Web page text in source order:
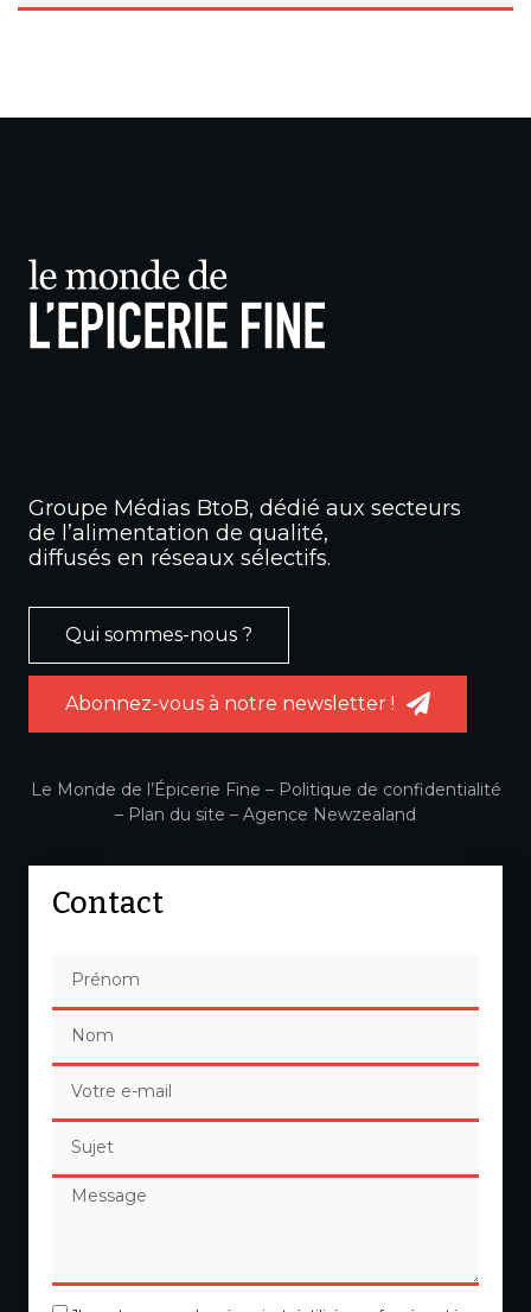
Groupe Médias BtoB, dédié aux secteurs
de l’alimentation de qualité,
diffusés en réseaux sélectifs.
Qui sommes-nous ?
Abonnez-vous à notre newsletter !
Le Monde de l’Épicerie Fine – Politique de confidentialité
– Plan du site – Agence Newzealand
Contact